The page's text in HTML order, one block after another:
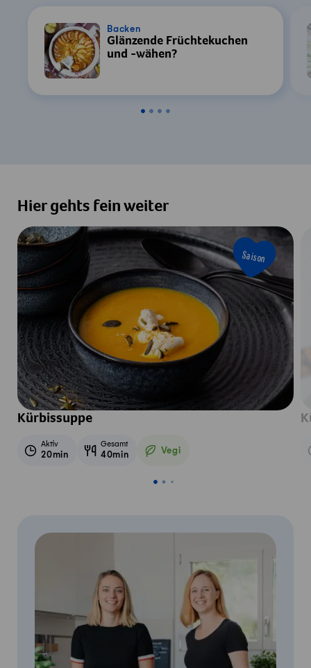
Backen
Glänzende Früchtekuchen
und -wähen?
Hier gehts fein weiter
Saison
Kürbissuppe
Aktiv
20min
Gesamt
40min Vegi
Vegetarisch